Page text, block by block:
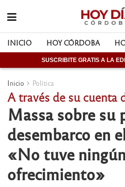
INICIO HOY CÓRDOBA
SUSCRIBITE GRATIS A LA
Inicio Política
A través de su cuenta
Massa sobre su
desembarco en
«No tuve ningún
ofrecimiento»